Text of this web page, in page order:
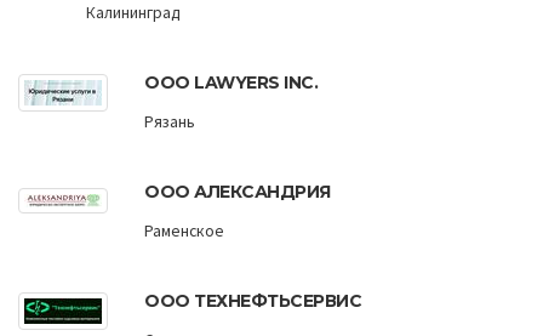
Калининград
ООО LAWYERS INC.
Рязань
ООО АЛЕКСАНДРИЯ
Раменское
ООО ТЕХНЕФТЬСЕРВИС